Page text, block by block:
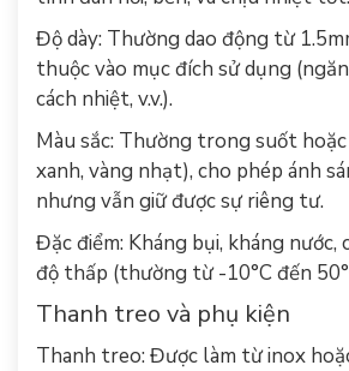
Độ dày: Thường dao động từ
thuộc vào mục đích sử dụng
cách nhiệt, v.v.).
Màu sắc: Thường trong suốt
xanh, vàng nhạt), cho phép ánh
nhưng vẫn giữ được sự riêng tư.
Đặc điểm: Kháng bụi, kháng nước,
độ thấp (thường từ -10°C đến
Thanh treo và phụ kiện
Thanh treo: Được làm từ inox